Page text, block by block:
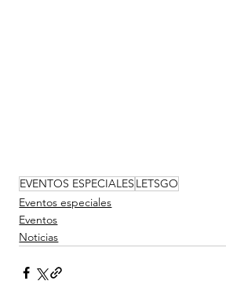
EVENTOS ESPECIALES LETSGO
Eventos especiales
Eventos
Noticias